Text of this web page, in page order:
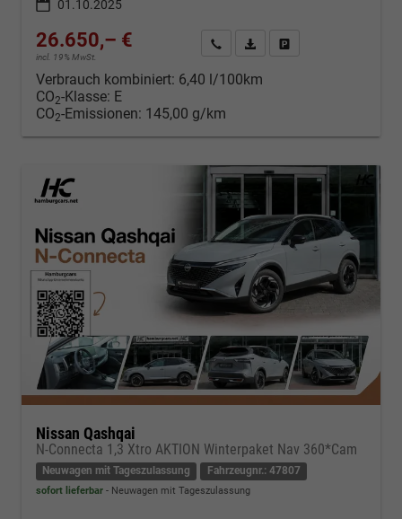
01.10.2025
26.650,– €
incl. 19% MwSt.
Kontakt & Angebot anfordern
PDF-Datei, Fahrzeugexposé
Verbrauch kombiniert: 6,40 l/100km
CO2-Klasse: E
CO2-Emissionen: 145,00 g/km
Nissan Qashqai
N-Connecta 1,3 Xtro AKTION Winterpaket Nav 360*Cam
Neuwagen mit Tageszulassung Fahrzeugnr.: 47807
sofort lieferbar Neuwagen mit Tageszulassung